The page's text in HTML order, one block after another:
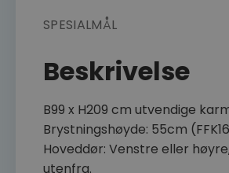
SPESIALMÅL
Beskrivelse
B99 x H209 cm utvendige
Brystningshøyde: 55cm
Hoveddør: Venstre eller
utenfra.